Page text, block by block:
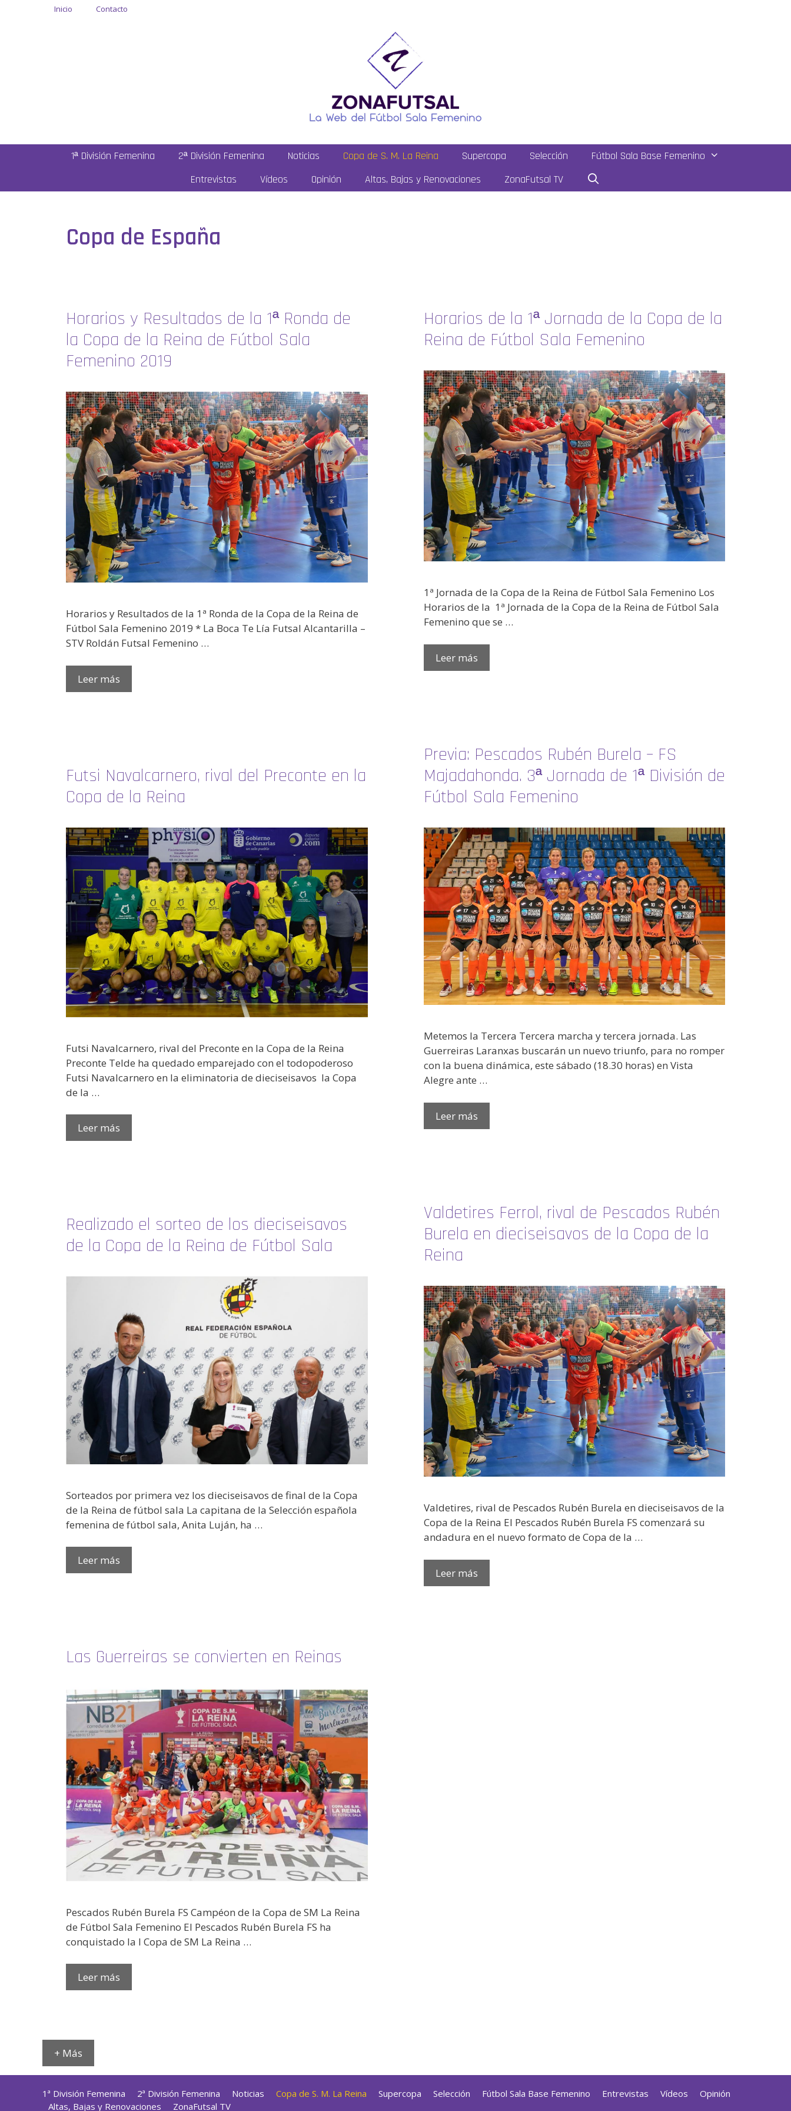
Inicio Contacto
1ª División Femenina 2ª División Femenina Noticias Copa de S. M. La Reina Supercopa Selección
Fútbol Sala Base Femenino
Entrevistas
Vídeos Opinión Altas, Bajas y Renovaciones ZonaFutsal TV
Copa de España
Horarios y Resultados de la 1ª Ronda de
la Copa de la Reina de Fútbol Sala
Femenino 2019
Horarios y Resultados de la 1ª Ronda de la Copa de la Reina de
Fútbol Sala Femenino 2019 * La Boca Te Lía Futsal Alcantarilla –
STV Roldán Futsal Femenino …
Leer más
Horarios de la 1ª Jornada de la Copa de la
Reina de Fútbol Sala Femenino
1ª Jornada de la Copa de la Reina de Fútbol Sala Femenino Los
Horarios de la 1ª Jornada de la Copa de la Reina de Fútbol Sala
Femenino que se …
Leer más
Previa: Pescados Rubén Burela – FS
Majadahonda. 3ª Jornada de 1ª División de
Fútbol Sala Femenino
Metemos la Tercera Tercera marcha y tercera jornada. Las
Guerreiras Laranxas buscarán un nuevo triunfo, para no romper
con la buena dinámica, este sábado (18.30 horas) en Vista
Alegre ante …
Leer más
Futsi Navalcarnero, rival del Preconte en la
Copa de la Reina
Futsi Navalcarnero, rival del Preconte en la Copa de la Reina
Preconte Telde ha quedado emparejado con el todopoderoso
Futsi Navalcarnero en la eliminatoria de dieciseisavos la Copa
de la …
Leer más
Valdetires Ferrol, rival de Pescados Rubén
Burela en dieciseisavos de la Copa de la
Reina
Valdetires, rival de Pescados Rubén Burela en dieciseisavos de la
Copa de la Reina El Pescados Rubén Burela FS comenzará su
andadura en el nuevo formato de Copa de la …
Leer más
Realizado el sorteo de los dieciseisavos
de la Copa de la Reina de Fútbol Sala
Sorteados por primera vez los dieciseisavos de final de la Copa
de la Reina de fútbol sala La capitana de la Selección española
femenina de fútbol sala, Anita Luján, ha …
Leer más
Las Guerreiras se convierten en Reinas
Pescados Rubén Burela FS Campéon de la Copa de SM La Reina
de Fútbol Sala Femenino El Pescados Rubén Burela FS ha
conquistado la I Copa de SM La Reina …
Leer más
+ Más
1ª División Femenina 2ª División Femenina Noticias Copa de S. M. La Reina Supercopa Selección Fútbol Sala Base Femenino Entrevistas Vídeos
Opinión
Altas, Bajas y Renovaciones
ZonaFutsal TV